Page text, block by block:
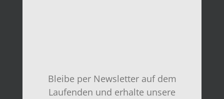
Bleibe per Newsletter auf dem
Laufenden und erhalte unsere